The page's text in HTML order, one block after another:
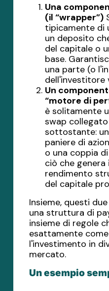
Una
(il “wrapper”)
tipicamente di
un deposito
del capitale o
base.
una parte (o
dell'investitore
Un
“motore di
è solitamente
swap
sottostante:
paniere di
o una coppia
ciò che genera
rendimento
del capitale
Insieme, questi
una struttura di
insieme di regole
esattamente
l'investimento in
mercato.
Un esempio